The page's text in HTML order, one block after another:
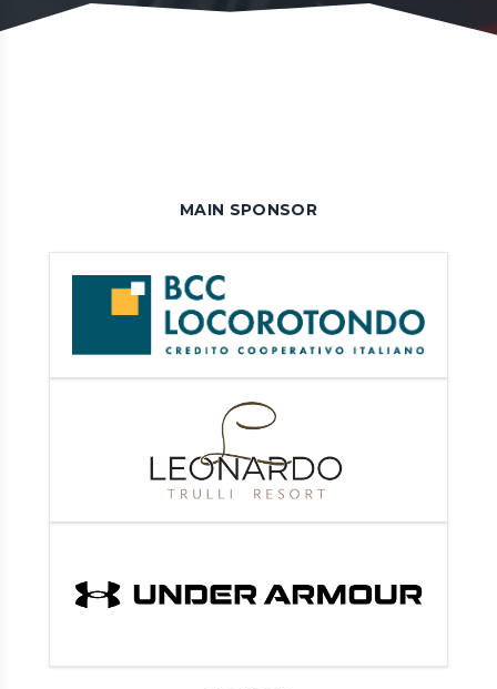
MAIN SPONSOR